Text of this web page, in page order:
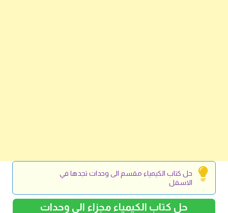
حل كتاب الكيمياء مقسم الى وحدات تجدها في
الاسفل
حل كتاب الكيمياء مجزاء الى وحدات